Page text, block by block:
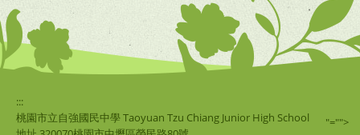
:::
桃園市立自強國民中學 Taoyuan Tzu Chiang Junior High School
"="">